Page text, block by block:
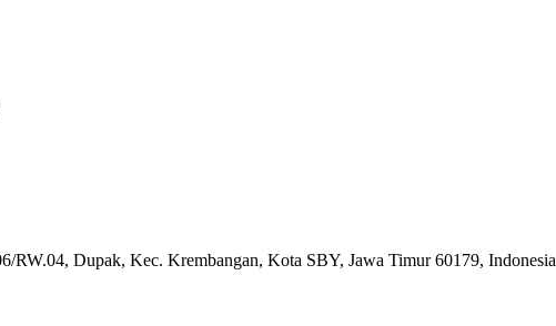
RW.04, Dupak, Kec. Krembangan, Kota SBY, Jawa Timur 60179, Indonesia